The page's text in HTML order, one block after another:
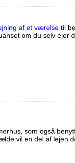
af et værelse til
om du selv ejer
som også
vil en del af lejen